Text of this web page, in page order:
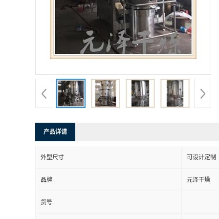
产品详请
外型尺寸 可设计定制
品牌 元泽干燥
货号